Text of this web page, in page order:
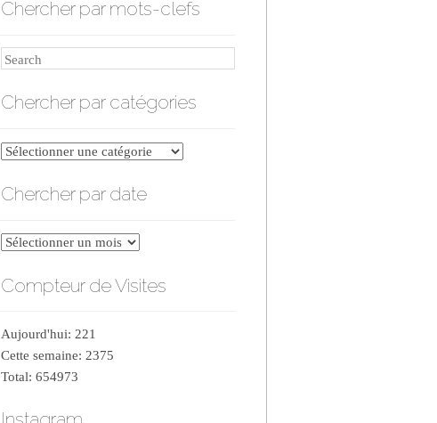
Chercher par mots-clefs
Search
Chercher par catégories
Chercher
catégories
Chercher par date
Chercher
date
Compteur de Visites
Aujourd'hui: 221
Cette semaine: 2375
Total: 654973